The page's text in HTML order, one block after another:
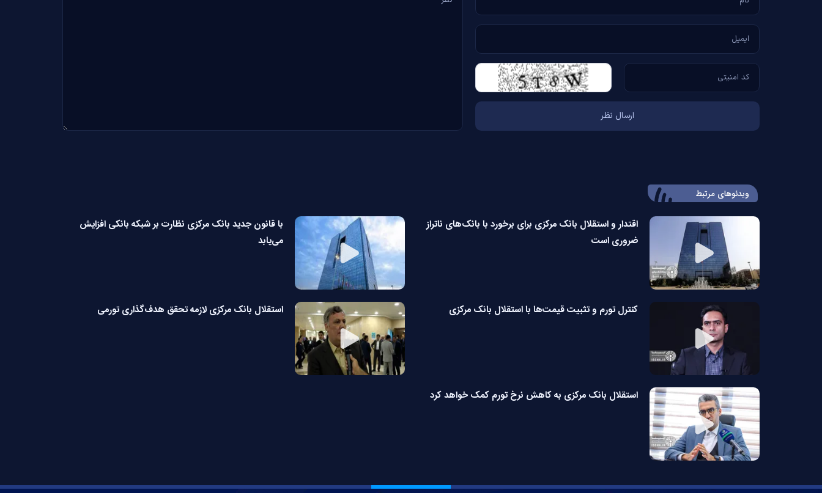
ویدئوهای مرتبط
اقتدار و استقلال بانک مرکزی برای برخورد با بانک‌های ناتراز
ضروری است
با قانون جدید بانک مرکزی نظارت بر شبکه بانکی افزایش
می‌یابد
کنترل تورم و تثبیت قیمت‌ها با استقلال بانک مرکزی استقلال بانک مرکزی لازمه تحقق هدف‌گذاری تورمی
استقلال بانک مرکزی به کاهش نرخ تورم کمک خواهد کرد